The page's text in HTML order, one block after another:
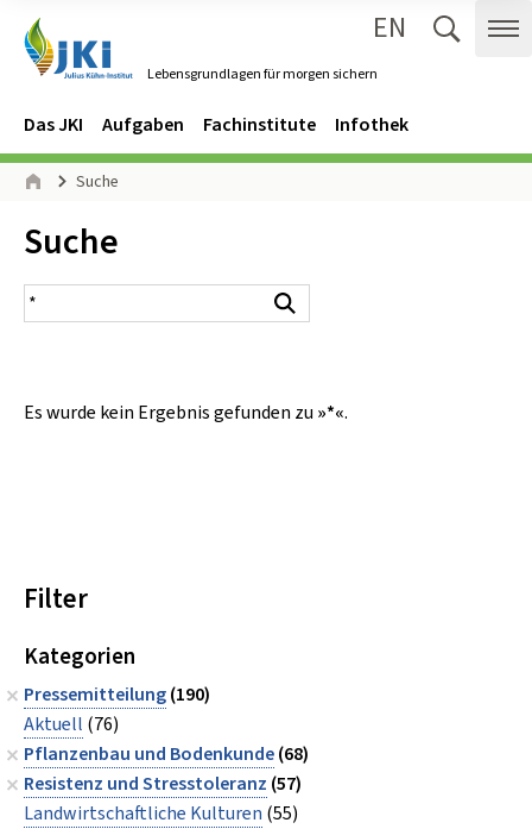
Lebensgrundlagen für morgen sichern
EN
Navigation
Hauptmenü
Das JKI Aufgaben Fachinstitute Infothek
Seitenpfad
Suche
Inhalt:
Suche
Suchergebnis
Es wurde kein Ergebnis gefunden zu »*«.
Filter
Kategorien
Pressemitteilung(190)
Aktuell (76)
Pflanzenbau und Bodenkunde(68)
Resistenz und Stresstoleranz (57)
Landwirtschaftliche Kulturen (55)